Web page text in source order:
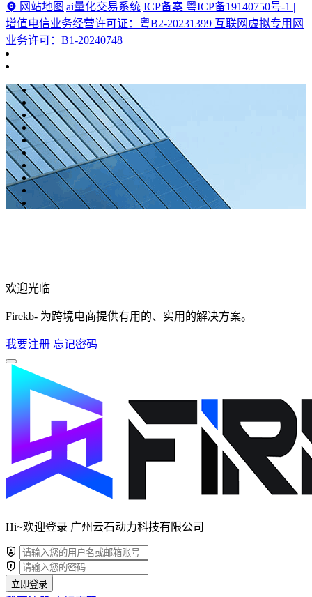
网站地图 ai量化交易系统 ICP备案 粤ICP备19140750号-1 |
增值电信业务经营许可证：粤B2-20231399 互联网虚拟专用网
业务许可：B1-20240748
欢迎光临
Firekb- 为跨境电商提供有用的、实用的解决方案。
我要注册 忘记密码
Hi~欢迎登录 广州云石动力科技有限公司
立即登录